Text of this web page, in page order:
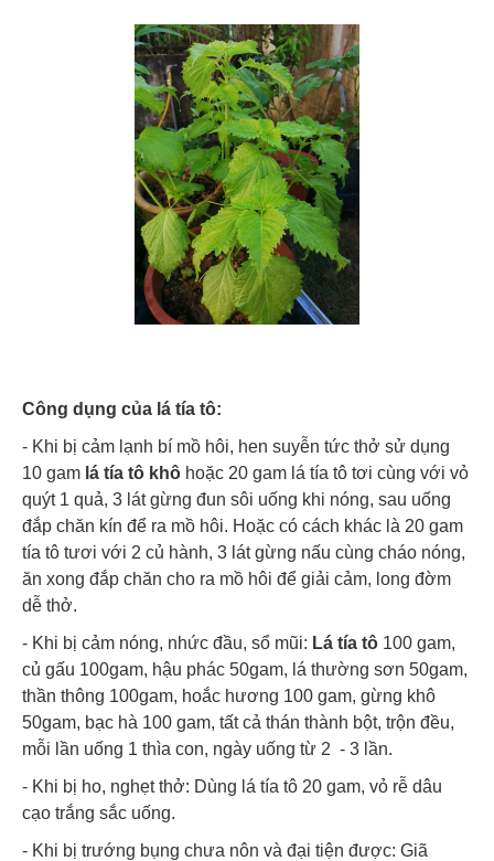
Công dụng của lá tía tô:
- Khi bị cảm lạnh bí mồ hôi, hen suyễn tức thở sử dụng
10 gam lá tía tô khô hoặc 20 gam lá tía tô tơi cùng với vỏ
quýt 1 quả, 3 lát gừng đun sôi uống khi nóng, sau uống
đắp chăn kín để ra mồ hôi. Hoặc có cách khác là 20 gam
tía tô tươi với 2 củ hành, 3 lát gừng nấu cùng cháo nóng,
ăn xong đắp chăn cho ra mồ hôi để giải cảm, long đờm
dễ thở.
- Khi bị cảm nóng, nhức đầu, sổ mũi: Lá tía tô 100 gam,
củ gấu 100gam, hậu phác 50gam, lá thường sơn 50gam,
thần thông 100gam, hoắc hương 100 gam, gừng khô
50gam, bạc hà 100 gam, tất cả thán thành bột, trộn đều,
mỗi lần uống 1 thìa con, ngày uống từ 2 - 3 lần.
- Khi bị ho, nghẹt thở: Dùng lá tía tô 20 gam, vỏ rễ dâu
cạo trắng sắc uống.
- Khi bị trướng bụng chưa nôn và đại tiện được: Giã